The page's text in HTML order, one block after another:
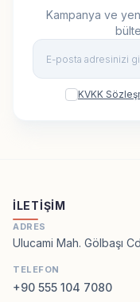
Kampanya ve
KVKK
İLETIŞIM
ADRES
Ulucami Mah. Gölbaşı
TELEFON
+90 555 104 7080